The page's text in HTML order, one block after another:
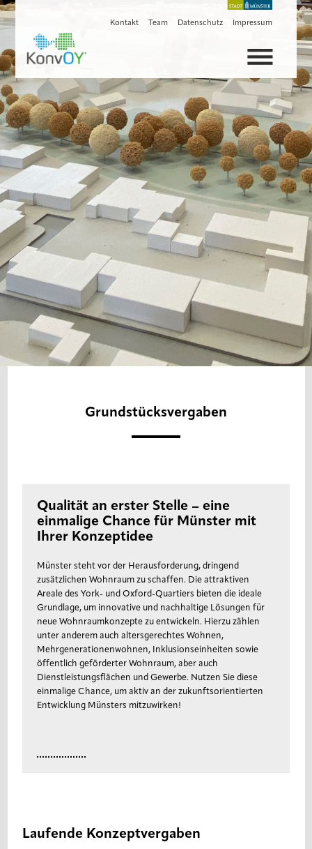
Kontakt Team Datenschutz Impressum
Grundstücksvergaben
Qualität an erster Stelle – eine
einmalige Chance für Münster mit
Ihrer Konzeptidee
Münster steht vor der Herausforderung, dringend
zusätzlichen Wohnraum zu schaffen. Die attraktiven
Areale des York- und Oxford-Quartiers bieten die ideale
Grundlage, um innovative und nachhaltige Lösungen für
neue Wohnraumkonzepte zu entwickeln. Hierzu zählen
unter anderem auch altersgerechtes Wohnen,
Mehrgenerationenwohnen, Inklusionseinheiten sowie
öffentlich geförderter Wohnraum, aber auch
Dienstleistungsflächen und Gewerbe. Nutzen Sie diese
einmalige Chance, um aktiv an der zukunftsorientierten
Entwicklung Münsters mitzuwirken!
Laufende Konzeptvergaben